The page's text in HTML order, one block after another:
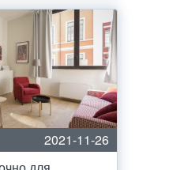
2021-11-26